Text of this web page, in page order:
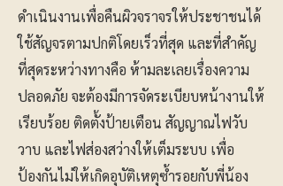
ดำเนินงานเพื่อคืนผิวจราจรให้ประชาชนได้
ใช้สัญจรตามปกติโดยเร็วที่สุด และที่สำคัญ
ที่สุดระหว่างทางคือ ห้ามละเลยเรื่องความ
ปลอดภัย จะต้องมีการจัดระเบียบหน้างานให้
เรียบร้อย ติดตั้งป้ายเตือน สัญญาณไฟวับ
วาบ และไฟส่องสว่างให้เต็มระบบ เพื่อ
ป้องกันไม่ให้เกิดอุบัติเหตุซ้ำรอยกับพี่น้อง